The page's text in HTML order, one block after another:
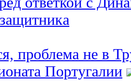
проблема не в
Португалии